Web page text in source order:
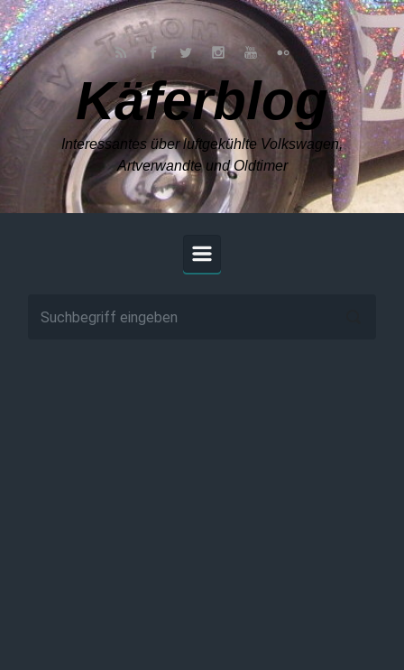
Zum Hauptinhalt springen
Käferblog
Interessantes über luftgekühlte Volkswagen,
Artverwandte und Oldtimer